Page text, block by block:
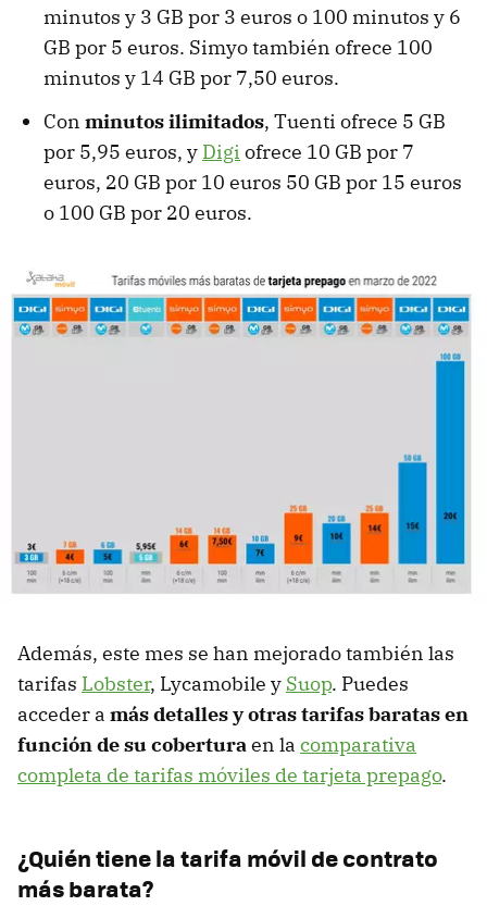
minutos y 3 GB por 3 euros o 100 minutos y 6
GB por 5 euros. Simyo también ofrece 100
minutos y 14 GB por 7,50 euros.
Con minutos ilimitados, Tuenti ofrece 5 GB
por 5,95 euros, y Digi ofrece 10 GB por 7
euros, 20 GB por 10 euros 50 GB por 15 euros
o 100 GB por 20 euros.
Además, este mes se han mejorado también las
tarifas Lobster, Lycamobile y Suop. Puedes
acceder a más detalles y otras tarifas baratas en
función de su coberturaen la comparativa
completa de tarifas móviles de tarjeta prepago.
¿Quién tiene la tarifa móvil de contrato
más barata?